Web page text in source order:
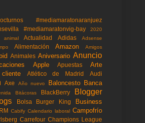
#mediamaratonaranjuez
#mediamaratonvig-bay
2020
animal Actualidad Adidas Adsense
Alimentación Amazon Amigos
Animales Aniversario Anuncio
Apple Apuestas
Arte
Atlético de Madrid Audi
Axe Año nuevo Baloncesto Banca
Bitácoras BlackBerry
Blogger
Bolsa Burger King
Business
Cabify Calendario laboral Campofrío
Carrefour Champions League